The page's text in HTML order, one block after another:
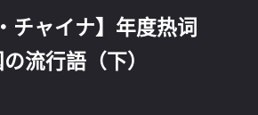
チャイナ】年度热词
流行語（下）